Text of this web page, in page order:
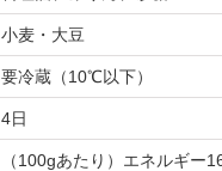
小麦・大豆
要冷蔵（10℃以下）
4日
（100gあたり）エネルギー